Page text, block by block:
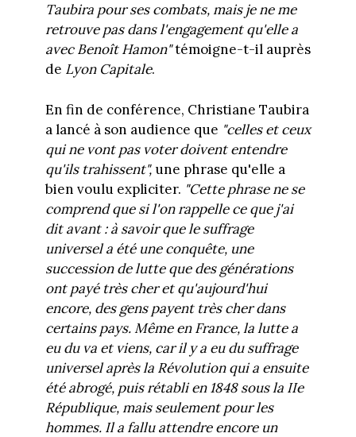
Taubira pour ses combats, mais je ne me
retrouve pas dans l'engagement qu'elle a
avec Benoît Hamon"témoigne-t-il auprès
de Lyon Capitale.
En fin de conférence, Christiane Taubira
a lancé à son audience que "celles et ceux
qui ne vont pas voter doivent entendre
qu'ils trahissent", une phrase qu'elle a
bien voulu expliciter. "Cette phrase ne se
comprend que si l'on rappelle ce que j'ai
dit avant :à savoir que lesuffrage
universel a été une conquête, une
succession de lutte que des générations
ont payé très cher et qu'aujourd'hui
encore, des gens payent très cher dans
certains pays. Même en France,la luttea
eu du va et viens, car il y a eu du suffrage
universel après la Révolutionquia ensuite
été abrogé, puisrétabli en 1848sous la IIe
République, mais seulement pour les
hommes. Il a fallu attendre encore un